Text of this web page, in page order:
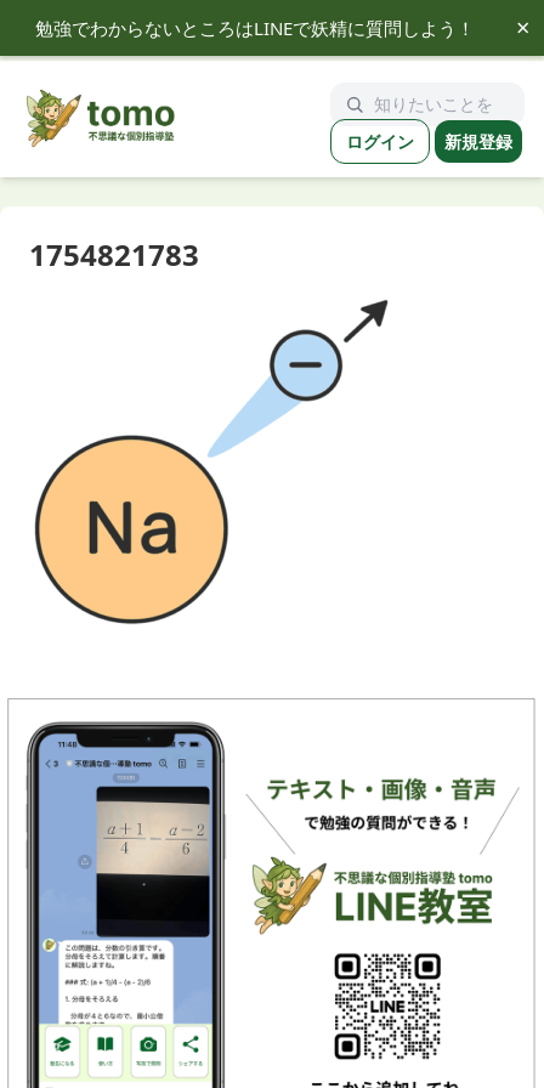
勉強でわからないところはLINEで妖精に質問しよう！ ×
tomo ログイン 新規登録
1754821783